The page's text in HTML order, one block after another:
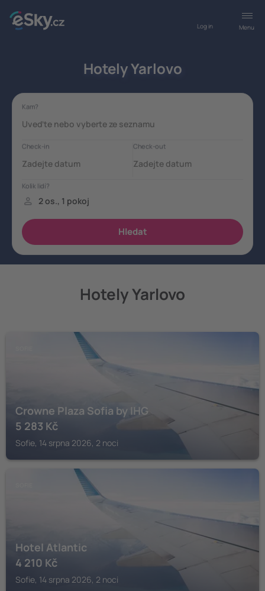
Menu
Log in
Hotely Yarlovo
Hotely Yarlovo
Crowne Plaza Sofia by IHG
5 283 Kč
Sofie, 14 srpna 2026, 2 noci
Hotel Atlantic
4 210 Kč
Sofie, 14 srpna 2026, 2 noci